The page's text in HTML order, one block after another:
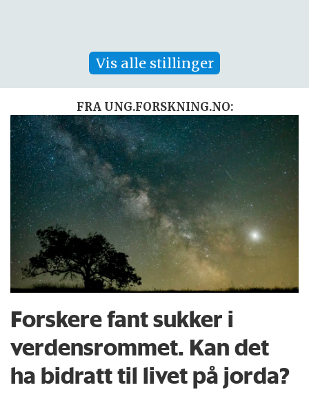
Vis alle stillinger
FRA UNG.FORSKNING.NO:
Forskere fant sukker i
verdensrommet. Kan det
ha bidratt til livet på jorda?